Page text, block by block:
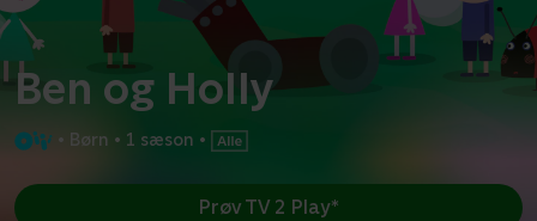
Ben og Holly
• Børn • 1 sæson •
Prøv TV 2 Play*